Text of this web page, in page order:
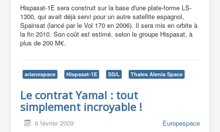
Hispasat-1E sera construit sur la base d'une plate-forme LS-
1300, qui avait déjà servi pour un autre satellite espagnol,
Spainsat (lancé par le Vol 170 en 2006). Il sera mis en orbite à
la fin 2010. Son coût est estimé, selon le groupe Hispasat, à
plus de 200 M€.
arianespace Hispasat-1E SS/L Thales Alenia Space
Le contrat Yamal : tout
simplement incroyable !
6 février 2009 Europespace